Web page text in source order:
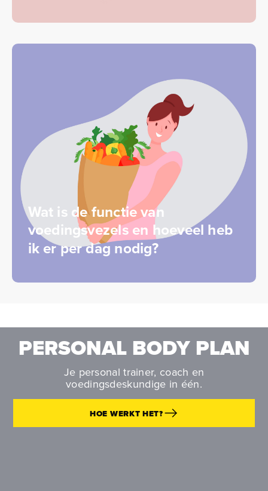
Wat is de functie van
voedingsvezels en hoeveel heb
ik er per dag nodig?
PERSONAL BODY PLAN
Je personal trainer, coach en
voedingsdeskundige in één.
HOE WERKT HET?